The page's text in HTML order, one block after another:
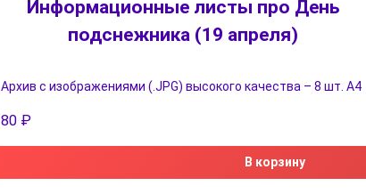
Информационные листы про День
подснежника (19 апреля)
Архив с изображениями (.JPG) высокого качества – 8 шт. А4
80 ₽
В корзину